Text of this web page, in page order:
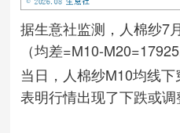
据生意社监测，人棉纱7
（均差=M10-
当日，人棉纱M10均线下
表明行情出现了下跌或调